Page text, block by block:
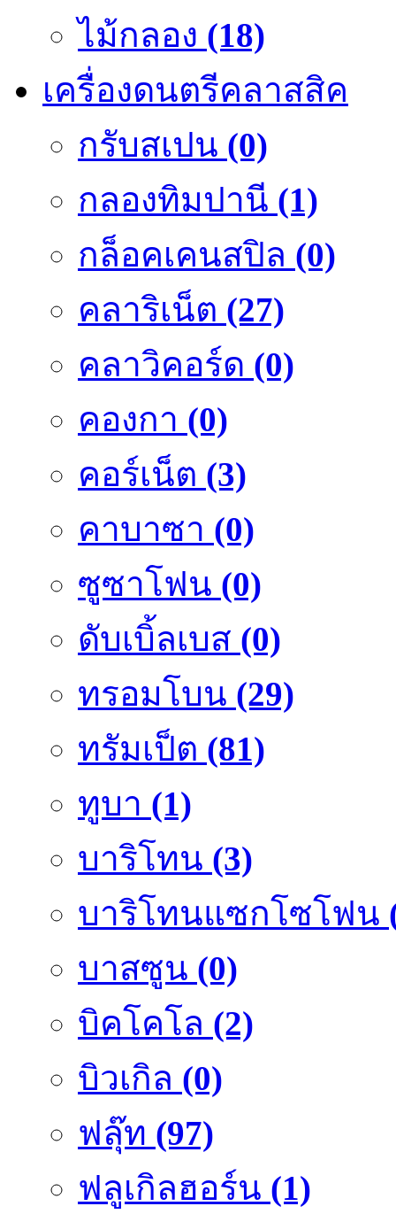
ไม้กลอง (18)
เครื่องดนตรีคลาสสิค
กรับสเปน (0)
กลองทิมปานี (1)
กล็อคเคนสปิล (0)
คลาริเน็ต (27)
คลาวิคอร์ด (0)
คองกา (0)
คอร์เน็ต (3)
คาบาซา (0)
ซูซาโฟน (0)
ดับเบิ้ลเบส (0)
ทรอมโบน (29)
ทรัมเป็ต (81)
ทูบา (1)
บาริโทน (3)
บาริโทนแซกโซโฟน
บาสซูน (0)
บิคโคโล (2)
บิวเกิล (0)
ฟลุ๊ท (97)
ฟลูเกิลฮอร์น (1)